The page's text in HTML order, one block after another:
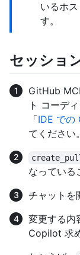
いるホ
す。
セッショ
GitHub
ト コーデ
「IDE での
てください。
なっている
チャットを
変更する内
Copilot 求